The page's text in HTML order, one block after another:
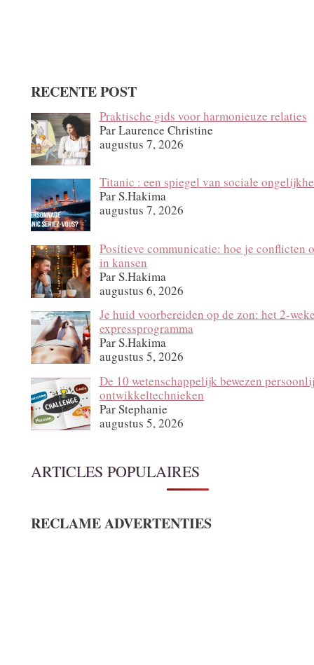
RECENTE POST
Praktische gids voor harmonieuze relaties
Par Laurence Christine
augustus 7, 2026
Titanic : een spiegel van sociale
Par S.Hakima
augustus 7, 2026
Positieve communicatie: hoe je conflicten
in kansen
Par S.Hakima
augustus 6, 2026
Je huid voorbereiden op de zon: het
expressprogramma
Par S.Hakima
augustus 5, 2026
De 10 wetenschappelijk bewezen
ontwikkeltechnieken
Par Stephanie
augustus 5, 2026
ARTICLES POPULAIRES
RECLAME ADVERTENTIES